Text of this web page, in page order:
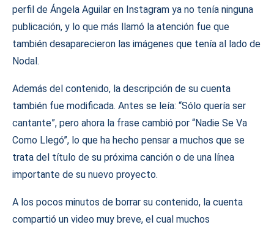
perfil de Ángela Aguilar en Instagram ya no tenía ninguna
publicación, y lo que más llamó la atención fue que
también desaparecieron las imágenes que tenía al lado de
Nodal.
Además del contenido, la descripción de su cuenta
también fue modificada. Antes se leía: “Sólo quería ser
cantante”, pero ahora la frase cambió por “Nadie Se Va
Como Llegó”, lo que ha hecho pensar a muchos que se
trata del título de su próxima canción o de una línea
importante de su nuevo proyecto.
A los pocos minutos de borrar su contenido, la cuenta
compartió un video muy breve, el cual muchos